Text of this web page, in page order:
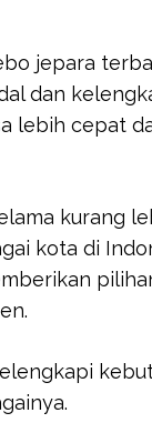
jepara
dan
lebih cepat
kurang
kota di